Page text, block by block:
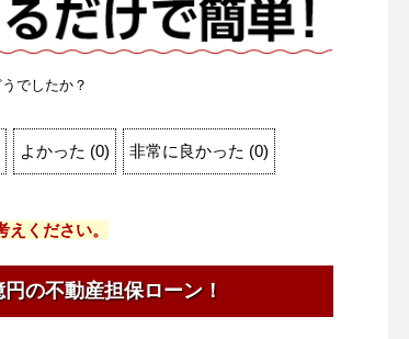
でしたか？
よかった (0) 非常に良かった (0)
ください。
の不動産担保ローン！